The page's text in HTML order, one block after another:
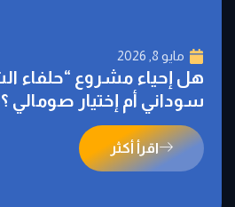
مايو 8, 2026
هل إحياء مشروع “حلفاء
سوداني أم إختيار صومالي
اقرأ أكثر